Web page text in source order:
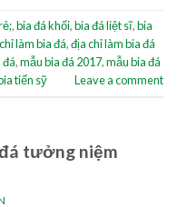
,bia đá khối,bia đá liệt sĩ,bia
làm bia đá,địa chỉ làm bia đá
đá,mẫu bia đá 2017,mẫu bia đá
tiến sỹ Leave a comment
tưởng niệm